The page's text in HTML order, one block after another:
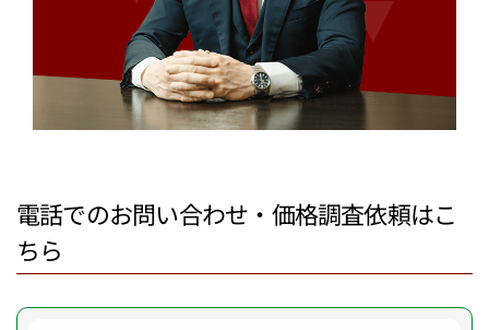
電話でのお問い合わせ・価格調査依頼はこ
ちら